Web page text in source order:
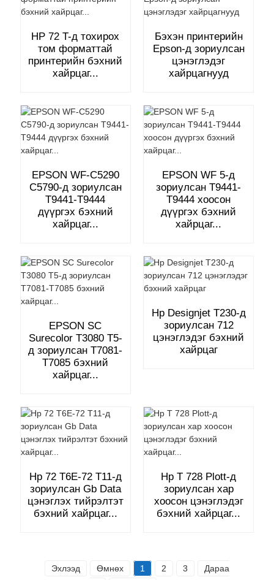
HP 72 T-д тохирох
том форматтай
принтерийн бэхний
хайрцаг...
Бэхэн принтерийн
Epson-д зориулсан
цэнэглэдэг
хайрцагнууд
EPSON WF-C5290
C5790-д зориулсан
T9441-T9444
дүүргэх бэхний
хайрцаг...
EPSON WF 5-д
зориулсан T9441-
T9444 хоосон
дүүргэх бэхний
хайрцаг...
EPSON SC
Surecolor T3080 T5-
д зориулсан T7081-
T7085 бэхний
хайрцаг...
Hp Designjet T230-д
зориулсан 712
цэнэглэдэг бэхний
хайрцаг
Hp 72 T6E-72 T11-д
зориулсан Gb Data
цэнэглэх тийрэлтэт
бэхний хайрцаг...
Hp T 728 Plott-д
зориулсан хар
хоосон цэнэглэдэг
бэхний хайрцаг...
Эхлээд Өмнөх 1 2 3
Дараа